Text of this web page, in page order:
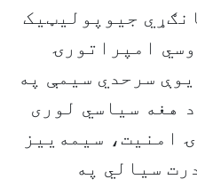
جیوپولیټیک
امپراتورۍ
سرحدي سیمې په
هغه سیاسي لوری
امنیت، سیمه‌ییز
سیالي په